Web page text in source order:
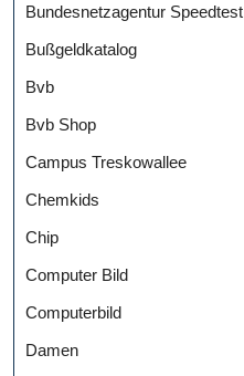
Bundesnetzagentur Speedtest
Bußgeldkatalog
Bvb
Bvb Shop
Campus Treskowallee
Chemkids
Chip
Computer Bild
Computerbild
Damen